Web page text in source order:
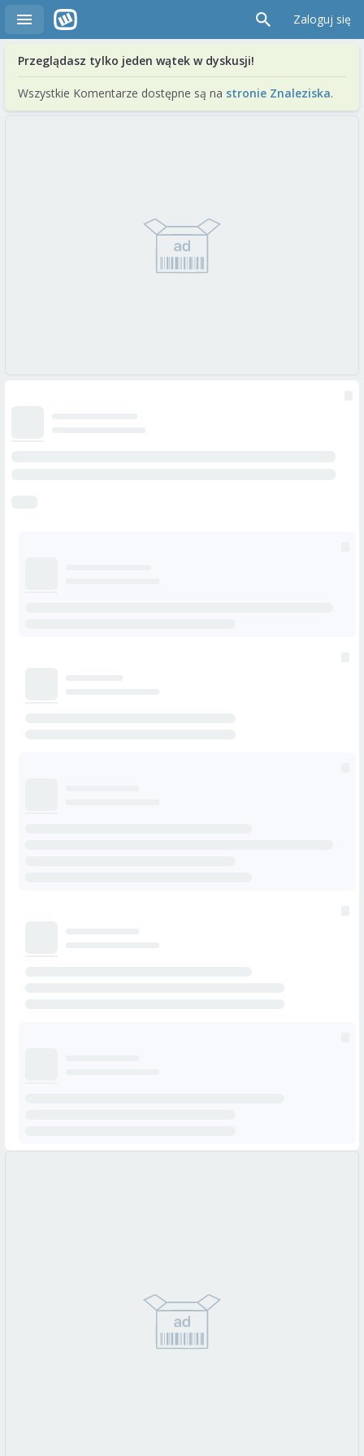
Zaloguj się
Przeglądasz tylko jeden wątek w dyskusji!
Wszystkie Komentarze dostępne są na stronie Znaleziska.